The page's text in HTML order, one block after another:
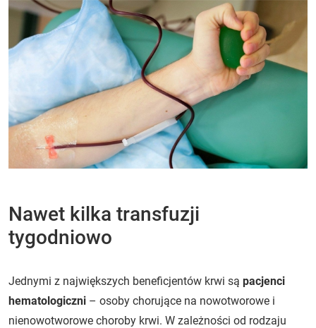
Nawet kilka transfuzji
tygodniowo
Jednymi z największych beneficjentów krwi są pacjenci
hematologiczni – osoby chorujące na nowotworowe i
nienowotworowe choroby krwi. W zależności od rodzaju